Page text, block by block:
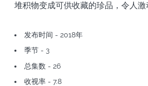
堆积物变成可供收藏的珍品，令人激
发布时间 - 2018年
季节 - 3
总集数 - 26
收视率 - 7.8